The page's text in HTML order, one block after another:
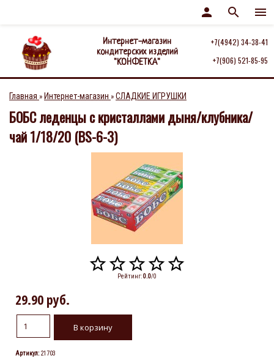
menu
search
person
Интернет-магазин
кондитерских изделий
"КОНФЕТКА"
+7(4942) 34-38-41
+7(906) 521-85-95
Главная » Интернет-магазин » СЛАДКИЕ ИГРУШКИ
БОБС леденцы с кристаллами дыня/клубника/
чай 1/18/20 (BS-6-3)
Рейтинг:0.0/0
29.90 руб.
Артикул: 21703